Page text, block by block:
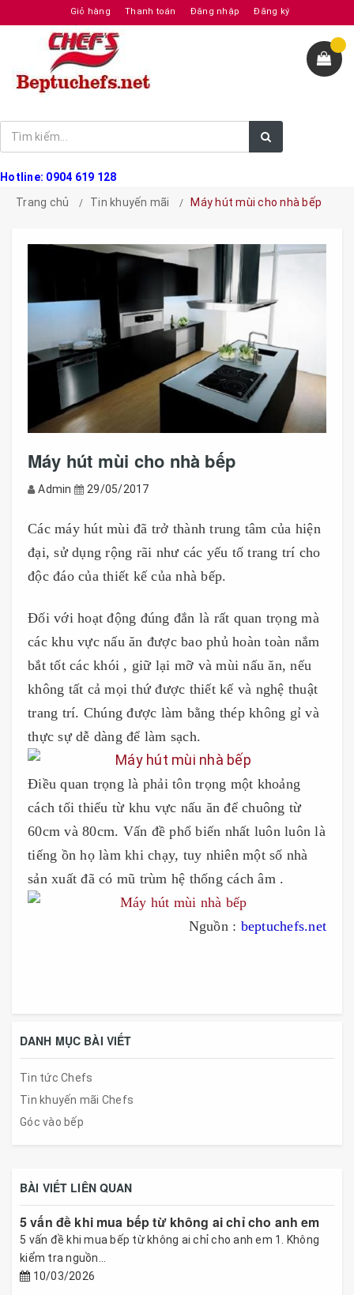
Giỏ hàng Thanh toán Đăng nhập Đăng ký
Hotline: 0904 619 128
Trang chủ
Tin khuyến mãi Máy hút mùi cho nhà bếp
Máy hút mùi cho nhà bếp
Admin 29/05/2017
Các máy hút mùi đã trở thành trung tâm của hiện
đại, sử dụng rộng rãi như các yếu tố trang trí cho
độc đáo của thiết kế của nhà bếp.
Đối với hoạt động đúng đắn là rất quan trọng mà
các khu vực nấu ăn được bao phủ hoàn toàn nắm
bắt tốt các khói , giữ lại mỡ và mùi nấu ăn, nếu
không tất cả mọi thứ được thiết kế và nghệ thuật
trang trí. Chúng được làm bằng thép không gỉ và
thực sự dễ dàng để làm sạch.
Điều quan trọng là phải tôn trọng một khoảng
cách tối thiểu từ khu vực nấu ăn để chuông từ
60cm và 80cm. Vấn đề phổ biến nhất luôn luôn là
tiếng ồn họ làm khi chạy, tuy nhiên một số nhà
sản xuất đã có mũ trùm hệ thống cách âm .
Nguồn : beptuchefs.net
DANH MỤC BÀI VIẾT
Tin tức Chefs
Tin khuyến mãi Chefs
Góc vào bếp
BÀI VIẾT LIÊN QUAN
5 vấn đề khi mua bếp từ không ai chỉ cho anh em
5 vấn đề khi mua bếp từ không ai chỉ cho anh em 1. Không
kiểm tra nguồn...
10/03/2026